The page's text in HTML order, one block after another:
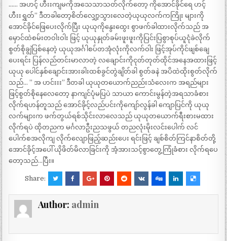
…… အဟင့် ဟီးးကျမကိုအသေသာသတ်လိုက်တော့ ကိုအောင်ခိုင်ရေ ဟင့်
ဟီးးရွှတ်” ဒီတခါတော့စိတ်လျှော့သွားလေတဲ့ယုယုလက်ကကြိုး များကို
အောင်ခိုင်ဖြေပေးလိုက်ပြီး ယုယုကိုနွေးထွေး စွာဖက်ခါထားလိုက်သည် အ
မှောင်ထဲစမ်းတဝါးဝါး ဖြင့် ယုယုနှုတ်ခမ်းဖူးဖူးကိုပြင်းပြစွာစုပ်ယူငုံခဲလိုက်
စွတ်စိုချွဲပြစ်နေတဲ့ ယုယုအင်္ဂါစပ်တအုံလုံးကိုလက်ဝါး ဖြင့်အုပ်ကိုင်ဖျစ်ချေ
ပေးရင်း ပြန်လည်တင်းမာလာတဲ့ လချောင်းကိုငုတ်တုတ်ထိုင်အနေအထားဖြင့်
ယုယု ပေါင်နှစ်ချောင်းအားခါးထစ်ခွင်တွဲချိတ်ခါ စွတ်ခနဲ အပိထဲထိုးစွတ်လိုက်
သည်… ” အ ဟင်းးး” ဒီတခါ ယုယုတယောက်ညည်းသံလေးက အရည်များ
ဖြင့်စွတ်စိုနေလေတော့ နာကျင်ပုံမပြပဲ သာယာ ကောင်းမွန်တဲ့အရသာခံစား
လိုက်ရဟန်တူသည် အောင်ခိုင့်လည်ပင်းကိုကျော်လွန်ခါ ကျောပြင်ကို ယုယု
လက်များက ဖက်တွယ်ရစ်သိုင်းလာလေသည် ယုယုတယောက်ရီးစားမထား
လိုက်ရပဲ ထိုတညက မင်္ဂလာဦးညသဖွယ် တညလုံးမိုးလင်းပေါက် လင်
ပေါက်စအလိုကျ လိုက်လျောဖြည့်ဆည်းပေး ရင်းဖြင့် ချစ်စိတ်ကြင်နာစိတ်တို့
အောင်ခိုင့်အပေါ် ယိုဖိတ်မိလာခြင်းကို အံ့အားသင့်စွာတွေ့ကြုံခံစား လိုက်ရပေ
တော့သည်…ပြီး။
Share:
Author: admin